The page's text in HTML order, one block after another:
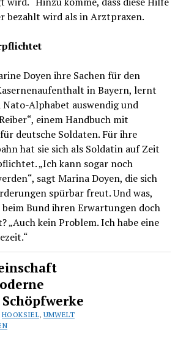
bezahlt wird als in Arztpraxen.
Doyen ihre Sachen für den
in Bayern, lernt
Alphabet auswendig und
einem Handbuch mit
deutsche Soldaten. Für ihre
hat sie sich als Soldatin auf Zeit
„Ich kann sogar noch
sagt Marina Doyen, die sich
spürbar freut. Und was,
Bund ihren Erwartungen doch
„Auch kein Problem. Ich habe eine
HOOKSIEL, UMWELT